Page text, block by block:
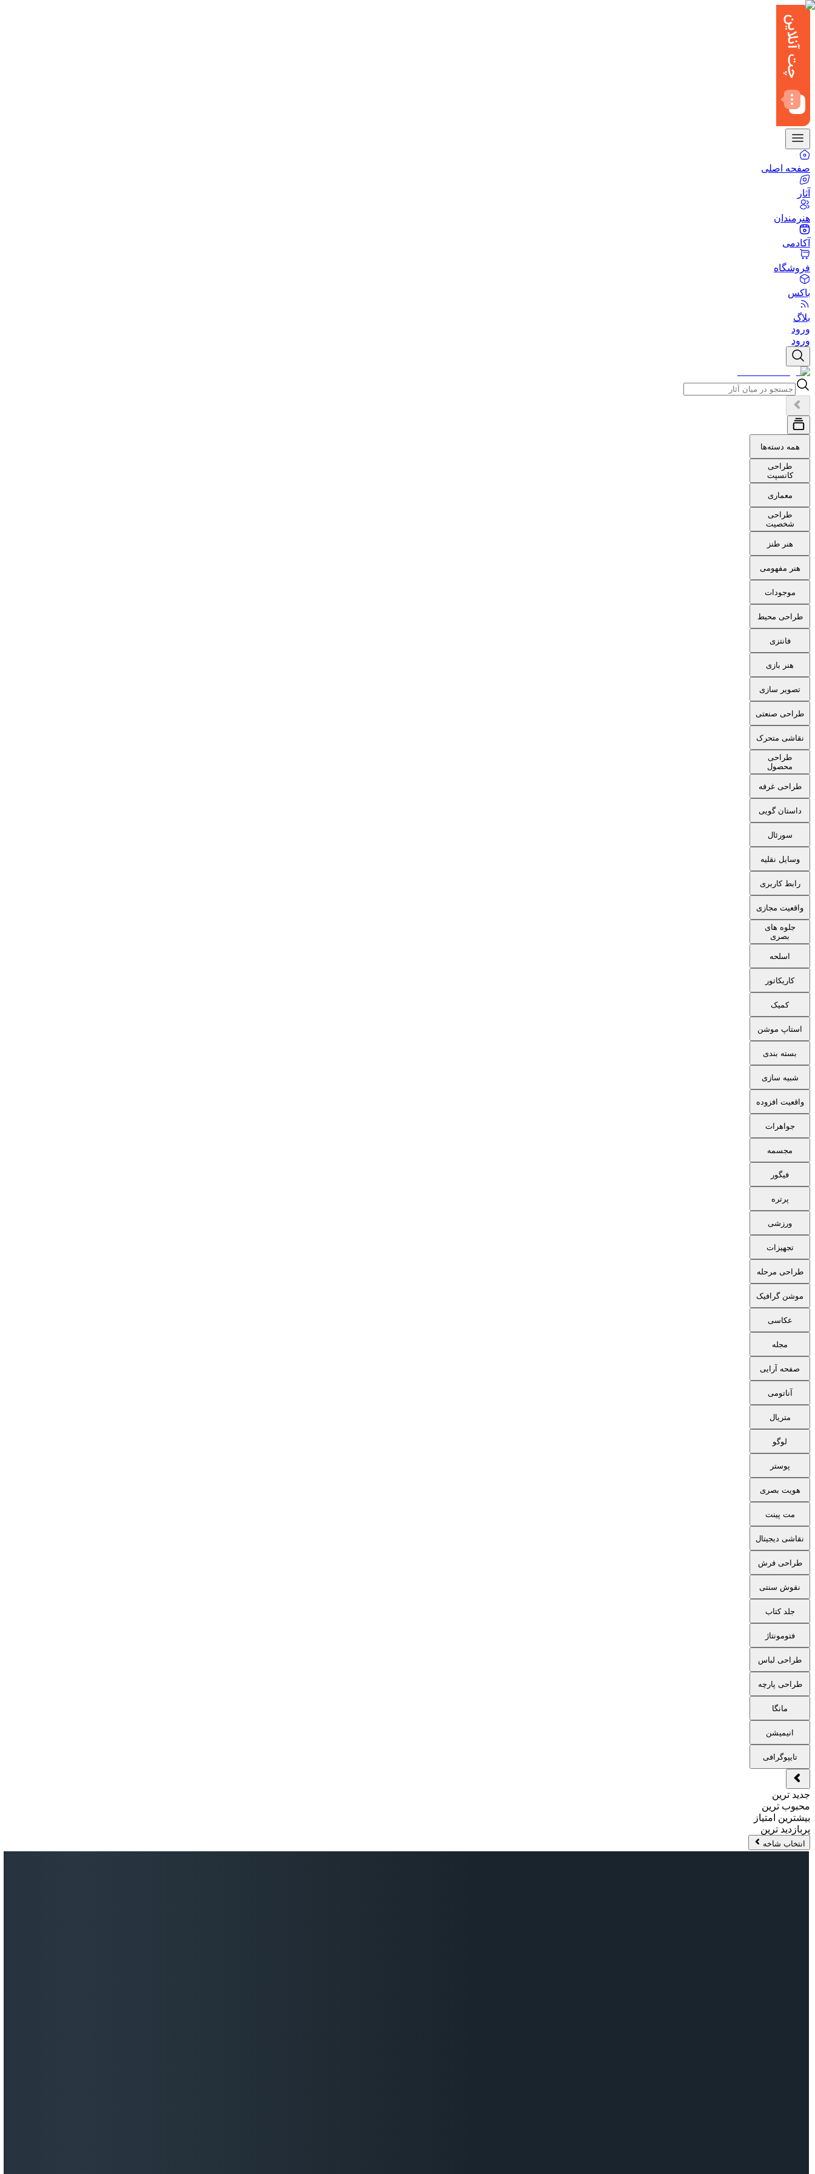
صفحه اصلی
آثار
هنرمندان
آکادمی
فروشگاه
باکس
بلاگ
ورود
ورود
همه دسته‌ها
طراحی
کانسپت
معماری
طراحی
شخصیت
هنر طنز
هنر مفهومی
موجودات
طراحی محیط
فانتزی
هنر بازی
تصویر سازی
طراحی صنعتی
نقاشی متحرک
طراحی
محصول
طراحی غرفه
داستان گویی
سورئال
وسایل نقلیه
رابط کاربری
واقعیت مجازی
جلوه های
بصری
اسلحه
کاریکاتور
کمیک
استاپ موشن
بسته بندی
شبیه سازی
واقعیت افزوده
جواهرات
مجسمه
فیگور
پرتره
ورزشی
تجهیزات
طراحی مرحله
موشن گرافیک
عکاسی
مجله
صفحه آرایی
آناتومی
متریال
لوگو
پوستر
هویت بصری
مت پینت
نقاشی دیجیتال
طراحی فرش
نقوش سنتی
جلد کتاب
فتومونتاژ
طراحی لباس
طراحی پارچه
مانگا
انیمیشن
تایپوگرافی
جدید ترین
محبوب ترین
بیشترین امتیاز
پربازدید ترین
انتخاب شاخه